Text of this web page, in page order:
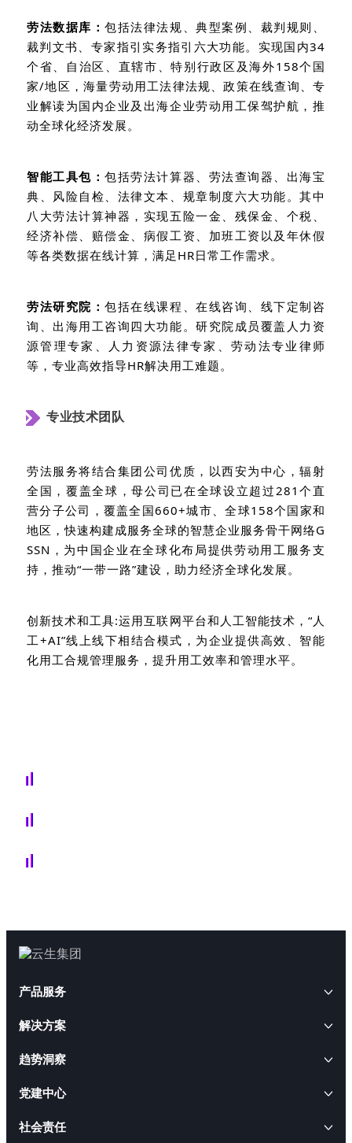
劳法数据库：包括法律法规、典型案例、裁判规则、
裁判文书、专家指引实务指引六大功能。实现国内34
个省、自治区、直辖市、特别行政区及海外158个国
家/地区，海量劳动用工法律法规、政策在线查询、专
业解读为国内企业及出海企业劳动用工保驾护航，推
动全球化经济发展。
智能工具包：包括劳法计算器、劳法查询器、出海宝
典、风险自检、法律文本、规章制度六大功能。其中
八大劳法计算神器，实现五险一金、残保金、个税、
经济补偿、赔偿金、病假工资、加班工资以及年休假
等各类数据在线计算，满足 HR日常工作需求。
劳法研究院：包括在线课程、在线咨询、线下定制咨
询、出海用工咨询四大功能。研究院成员覆盖人力资
源管理专家、人力资源法律专家、劳动法专业律师
等，专业高效指导HR解决用工难题。
专业技术团队
劳法服务将结合集团公司优质，以西安为中心，辐射
全国，覆盖全球，母公司已在全球设立超过 281 个直
营分子公司，覆盖全国660+城市、全球158个国家和
地区，快速构建成服务全球的智慧企业服务骨干网络G
SSN ，为中国企业在全球化布局提供劳动用工服务支
持，推动“一带一路”建设，助力经济全球化发展。
创新技术和工具:运用互联网平台和人工智能技术，“人
工+AI”线上线下相结合模式，为企业提供高效、智能
化用工合规管理服务，提升用工效率和管理水平。
产品服务
AI+人事
AI+软件
解决方案
云生AI解决方案
趋势洞察
云生动态
CEO访谈
党建中心
社会责任